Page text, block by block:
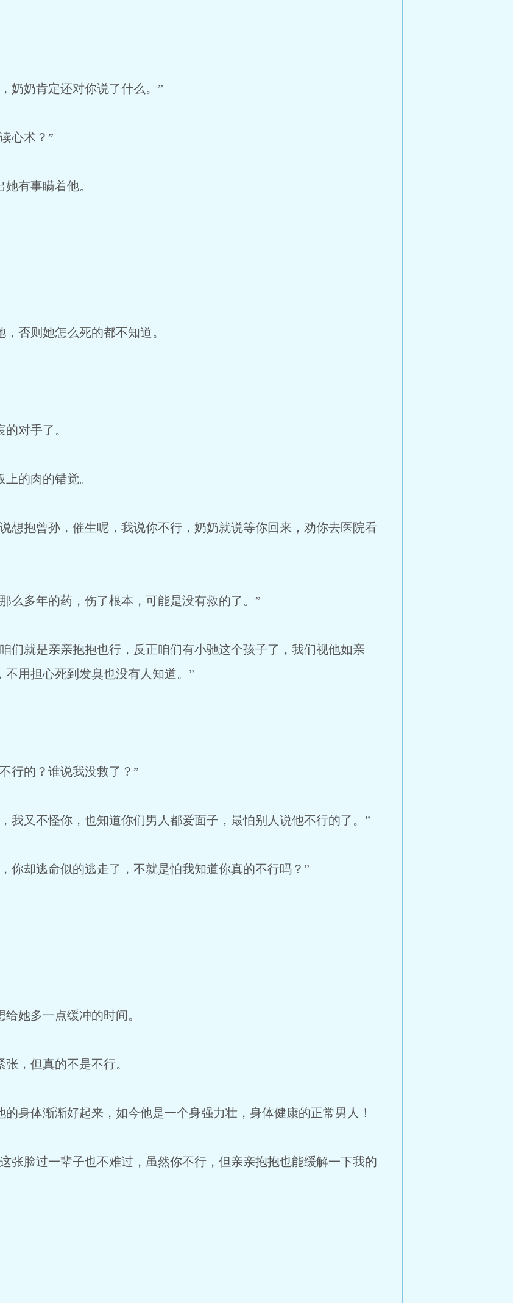
奶奶肯定还对你说了什么。”
心术？”
有事瞒着他。
否则她怎么死的都不知道。
对手了。
的肉的错觉。
想抱曾孙，催生呢，我说你不行，奶奶就说等你回来，劝你去医院看
么多年的药，伤了根本，可能是没有救的了。”
们就是亲亲抱抱也行，反正咱们有小驰这个孩子了，我们视他如亲
用担心死到发臭也没有人知道。”
行的？谁说我没救了？”
我又不怪你，也知道你们男人都爱面子，最怕别人说他不行的了。”
你却逃命似的逃走了，不就是怕我知道你真的不行吗？”
她多一点缓冲的时间。
，但真的不是不行。
身体渐渐好起来，如今他是一个身强力壮，身体健康的正常男人！
张脸过一辈子也不难过，虽然你不行，但亲亲抱抱也能缓解一下我的